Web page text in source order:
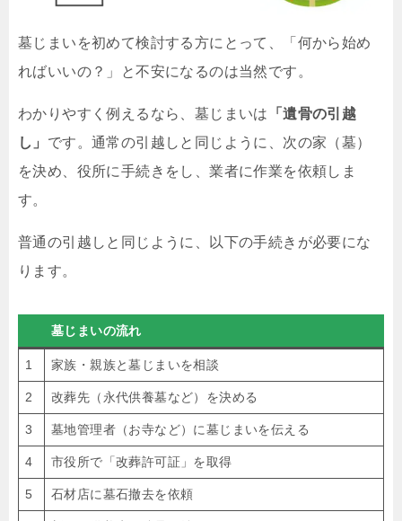
墓じまいを初めて検討する方にとって、「何から始め
ればいいの？」と不安になるのは当然です。
わかりやすく例えるなら、墓じまいは
「遺骨の引越
し」 です。通常の引越しと同じように、次の家（墓）
を決め、役所に手続きをし、業者に作業を依頼しま
す。
普通の引越しと同じように、以下の手続きが必要にな
ります。
墓じまいの流れ
1 家族・親族と墓じまいを相談
2 改葬先（永代供養墓など）を決める
3 墓地管理者（お寺など）に墓じまいを伝える
4 市役所で「改葬許可証」を取得
5 石材店に墓石撤去を依頼